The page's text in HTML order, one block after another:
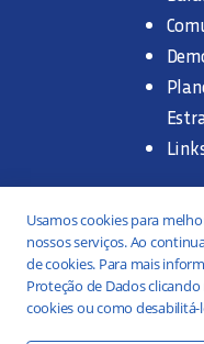
Trabalhe
Usamos cookies para
nossos serviços. Ao
de cookies. Para mais
Proteção de Dados
cookies ou como